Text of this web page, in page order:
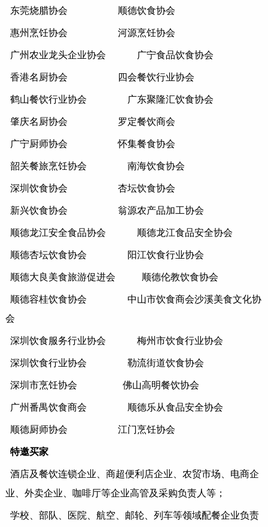
东莞烧腊协会 顺德饮食协会
惠州烹饪协会 河源烹饪协会
广州农业龙头企业协会 广宁食品饮食协会
香港名厨协会 四会餐饮行业协会
鹤山餐饮行业协会 广东聚隆汇饮食协会
肇庆名厨协会 罗定餐饮商会
广宁厨师协会 怀集餐食协会
韶关餐旅烹饪协会 南海饮食协会
深圳饮食协会 杏坛饮食协会
新兴饮食协会 翁源农产品加工协会
顺德龙江安全食品协会 顺德龙江食品安全协会
顺德杏坛饮食协会 阳江饮食行业协会
顺德大良美食旅游促进会 顺德伦教饮食协会
顺德容桂饮食协会
中山市饮食商会沙溪美食文化协
会
深圳饮食服务行业协会 梅州市饮食行业协会
深圳饮食行业协会 勒流街道饮食协会
深圳市烹饪协会 佛山高明餐饮协会
广州番禺饮食商会 顺德乐从食品安全协会
顺德厨师协会 江门烹饪协会
特邀买家
酒店及餐饮连锁企业、商超便利店企业、农贸市场、电商企
业、外卖企业、咖啡厅等企业高管及采购负责人等；
学校、部队、医院、航空、邮轮、列车等领域配餐企业负责